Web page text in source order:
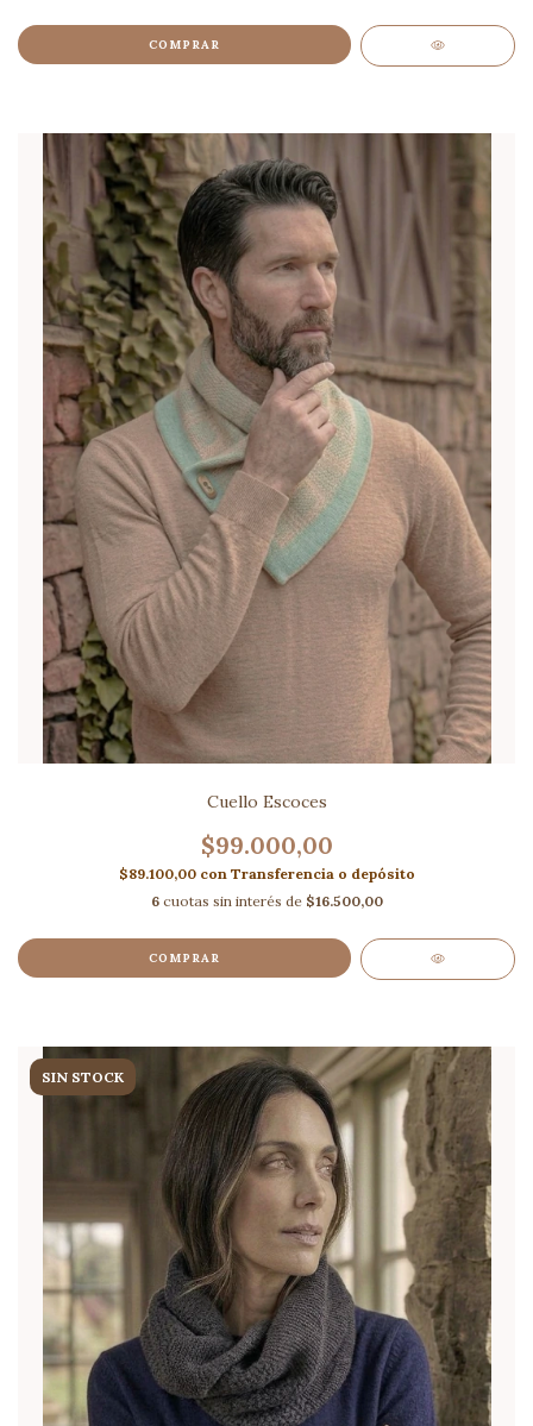
COMPRAR
Cuello Escoces
$99.000,00
$89.100,00 con Transferencia o depósito
6 cuotas sin interés de $16.500,00
COMPRAR
SIN STOCK